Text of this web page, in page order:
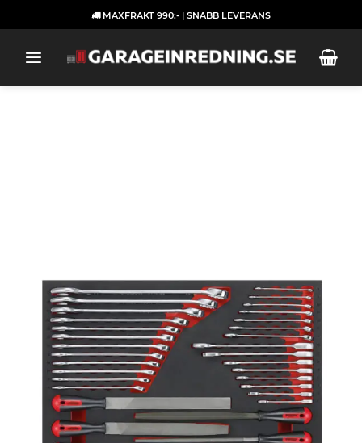
to
MAXFRAKT 990:- | SNABB LEVERANS